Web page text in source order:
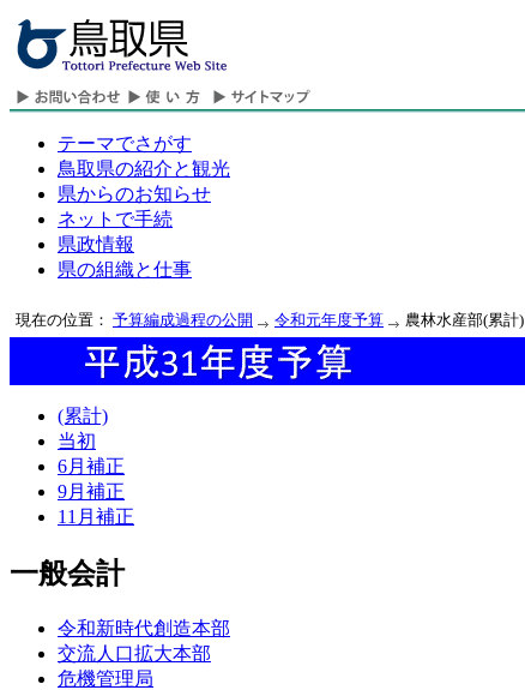
テーマでさがす
鳥取県の紹介と観光
県からのお知らせ
ネットで手続
県政情報
県の組織と仕事
現在の位置： 予算編成過程の公開 令和元年度予算 農林水産部(累計)
(累計)
当初
6月補正
9月補正
11月補正
一般会計
令和新時代創造本部
交流人口拡大本部
危機管理局